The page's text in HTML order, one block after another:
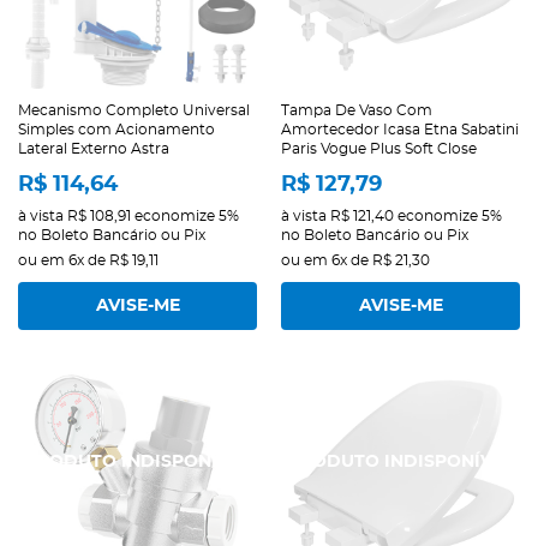
Mecanismo Completo Universal
Simples com Acionamento
Lateral Externo Astra
R$ 114,64
à vista R$ 108,91 economize 5%
no Boleto Bancário ou Pix
ou em 6x de R$ 19,11
AVISE-ME
Tampa De Vaso Com
Amortecedor Icasa Etna Sabatini
Paris Vogue Plus Soft Close
R$ 127,79
à vista R$ 121,40 economize 5%
no Boleto Bancário ou Pix
ou em 6x de R$ 21,30
AVISE-ME